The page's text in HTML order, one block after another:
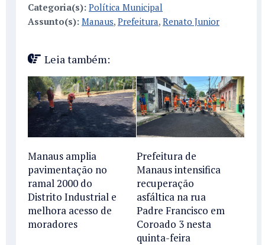
Categoria(s): Política Municipal
Assunto(s): Manaus, Prefeitura, Renato Junior
Leia também:
Manaus amplia
pavimentação no
ramal 2000 do
Distrito Industrial e
melhora acesso de
moradores
Prefeitura de
Manaus intensifica
recuperação
asfáltica na rua
Padre Francisco em
Coroado 3 nesta
quinta-feira